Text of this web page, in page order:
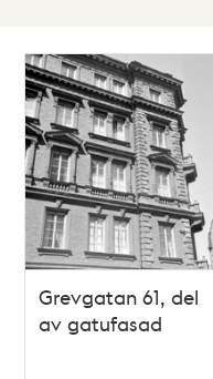
Lista
Karta
träffar
Grevgatan 61, del
av gatufasad